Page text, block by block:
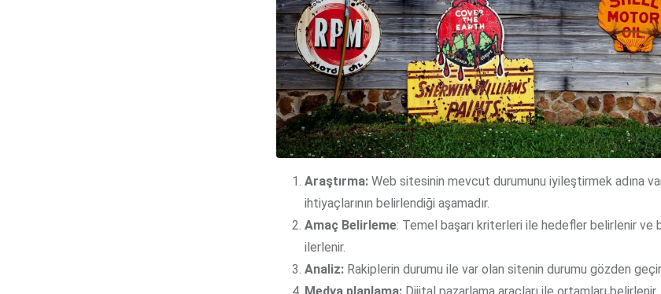
Araştırma: Web sitesinin mevcut durumunu iyileştirmek adına
ihtiyaçlarının belirlendiği aşamadır.
Amaç Belirleme: Temel başarı kriterleri ile hedefler belirlenir ve
ilerlenir.
Analiz: Rakiplerin durumu ile var olan sitenin durumu gözden